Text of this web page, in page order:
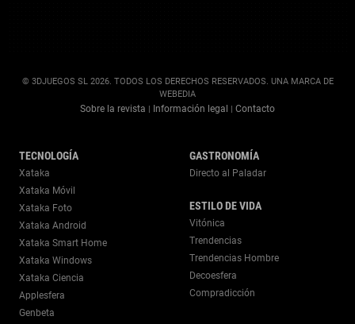
© 3DJUEGOS SL 2026. TODOS LOS DERECHOS RESERVADOS. UNA MARCA DE
WEBEDIA
Sobre la revista Información legal Contacto
TECNOLOGÍA
Xataka
Xataka Móvil
Xataka Foto
Xataka Android
Xataka Smart Home
Xataka Windows
Xataka Ciencia
Applesfera
Genbeta
GASTRONOMÍA
Directo al Paladar
ESTILO DE VIDA
Vitónica
Trendencias
Trendencias Hombre
Decoesfera
Compradicción